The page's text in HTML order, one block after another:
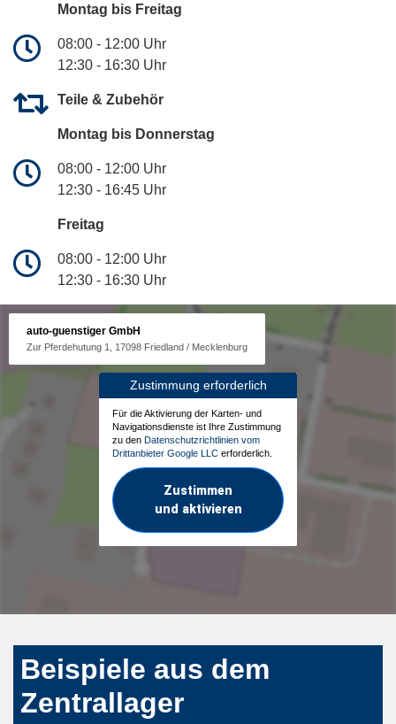
Montag bis Freitag
08:00 - 12:00 Uhr
12:30 - 16:30 Uhr
Teile & Zubehör
Montag bis Donnerstag
08:00 - 12:00 Uhr
12:30 - 16:45 Uhr
Freitag
08:00 - 12:00 Uhr
12:30 - 16:30 Uhr
auto-guenstiger GmbH
Zur Pferdehutung 1, 17098 Friedland / Mecklenburg
Zustimmung erforderlich
Für die Aktivierung der Karten- und
Navigationsdienste ist Ihre Zustimmung
zu den Datenschutzrichtlinien vom
Drittanbieter Google LLC erforderlich.
Zustimmen
und aktivieren
Beispiele aus dem
Zentrallager